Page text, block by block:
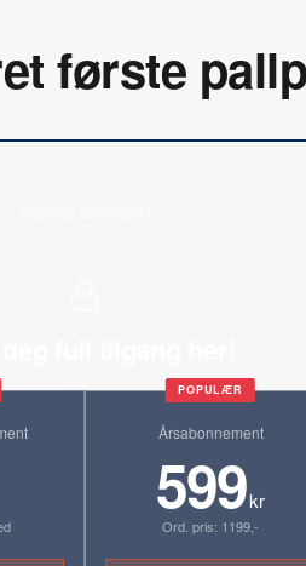
første
POPULÆR
Årsabonnement
599kr
Ord. pris: 1199,-